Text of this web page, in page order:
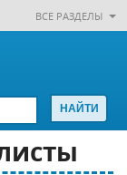
ВСЕ РАЗДЕЛЫ